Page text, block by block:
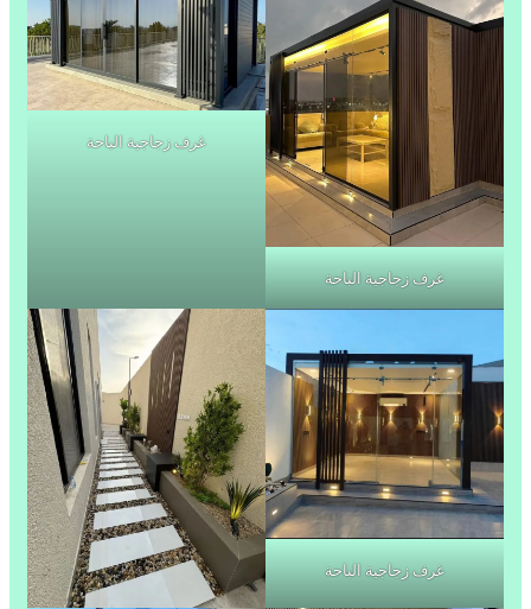
غرف زجاجية الباحة
غرف زجاجية الباحة
غرف زجاجية الباحة